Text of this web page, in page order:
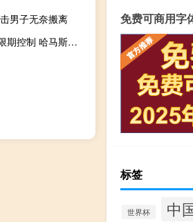
男子无奈搬离
内塔尼亚胡：以色列必须保持对加沙与埃及边界的无限期控制 哈马斯成谈判障碍
免费可商用字
标签
世界杯 中